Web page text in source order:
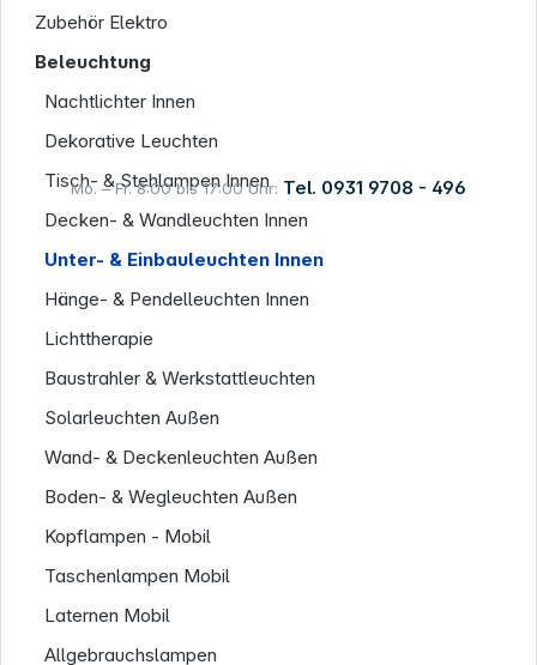
Mo. – Fr. 8:00 bis 17:00 Uhr: Tel. 0931 9708 - 496
Zubehör Elektro
Beleuchtung
Nachtlichter Innen
Dekorative Leuchten
Tisch- & Stehlampen Innen
Decken- & Wandleuchten Innen
Unter- & Einbauleuchten Innen
Hänge- & Pendelleuchten Innen
Lichttherapie
Baustrahler & Werkstattleuchten
Solarleuchten Außen
Wand- & Deckenleuchten Außen
Boden- & Wegleuchten Außen
Kopflampen - Mobil
Taschenlampen Mobil
Laternen Mobil
Allgebrauchslampen
Folgen Sie uns auf